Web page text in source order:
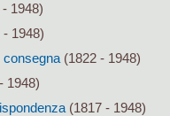
1948)
- 1948)
consegna (1822 - 1948)
1948)
(1817 - 1948)